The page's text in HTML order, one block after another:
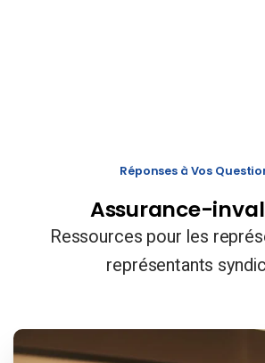
Réponses à Vos
Assurance-
Ressources pour les
représentants